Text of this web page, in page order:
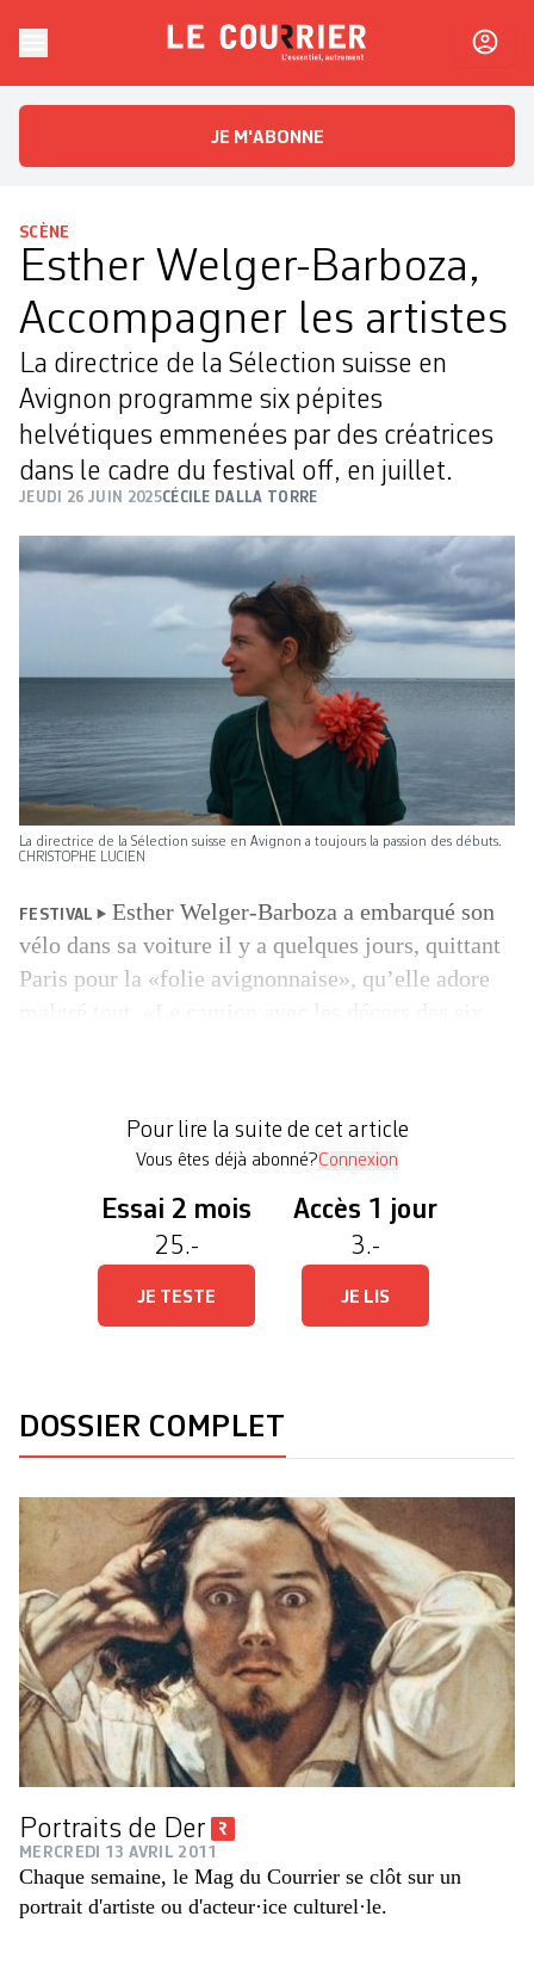
Le CourrierL'essentiel, autrement
JE M'ABONNE
SCÈNE
Esther Welger-Barboza,
Accompagner les artistes
La directrice de la Sélection suisse en
Avignon programme six pépites
helvétiques emmenées par des créatrices
dans le cadre du festival off, en juillet.
JEUDI 26 JUIN 2025CÉCILE DALLA TORRE
La directrice de la Sélection suisse en Avignon a toujours la passion des débuts.
CHRISTOPHE LUCIEN
FESTIVAL
Esther Welger-Barboza a embarqué son
vélo dans sa voiture il y a quelques jours, quittant
Paris pour la «folie avignonnaise», qu’elle adore
de la Sélection […]
Pour lire la suite de cet article
Vous êtes déjà abonné?Connexion
Essai 2 mois
25.-
JE TESTE
Accès 1 jour
3.-
JE LIS
DOSSIER COMPLET
Portraits de Der
MERCREDI 13 AVRIL 2011
Chaque semaine, le Mag du Courrier se clôt sur un
portrait d'artiste ou d'acteur·ice culturel·le.